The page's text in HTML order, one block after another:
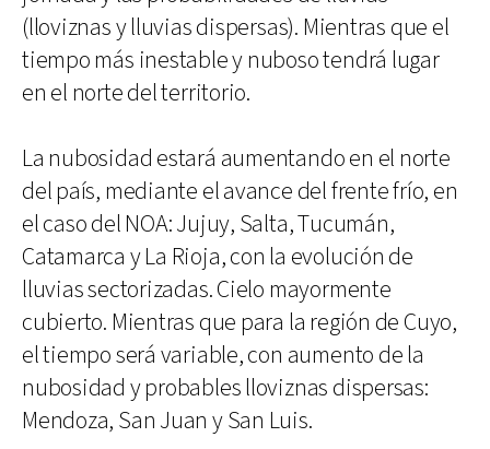
(lloviznas y lluvias dispersas). Mientras que el
tiempo más inestable y nuboso tendrá lugar
en el norte del territorio.
La nubosidad estará aumentando en el norte
del país, mediante el avance del frente frío, en
el caso del NOA: Jujuy, Salta, Tucumán,
Catamarca y La Rioja, con la evolución de
lluvias sectorizadas. Cielo mayormente
cubierto. Mientras que para la región de Cuyo,
el tiempo será variable, con aumento de la
nubosidad y probables lloviznas dispersas:
Mendoza, San Juan y San Luis.